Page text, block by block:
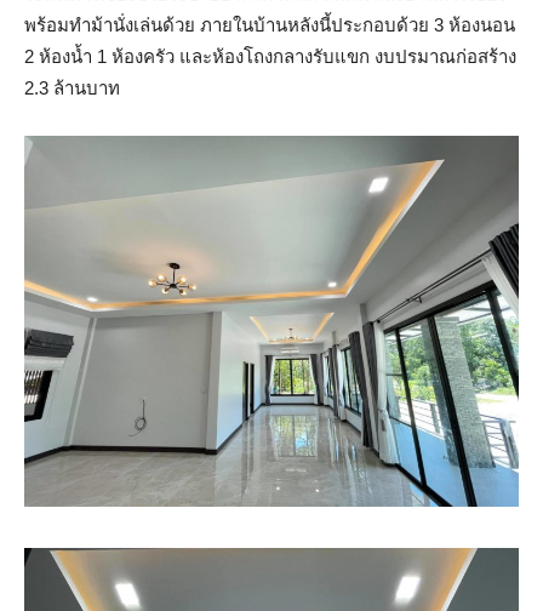
พร้อมทำม้านั่งเล่นด้วย ภายในบ้านหลังนี้ประกอบด้วย 3 ห้องนอน
2 ห้องน้ำ 1 ห้องครัว และห้องโถงกลางรับแขก งบปรมาณก่อสร้าง
2.3 ล้านบาท